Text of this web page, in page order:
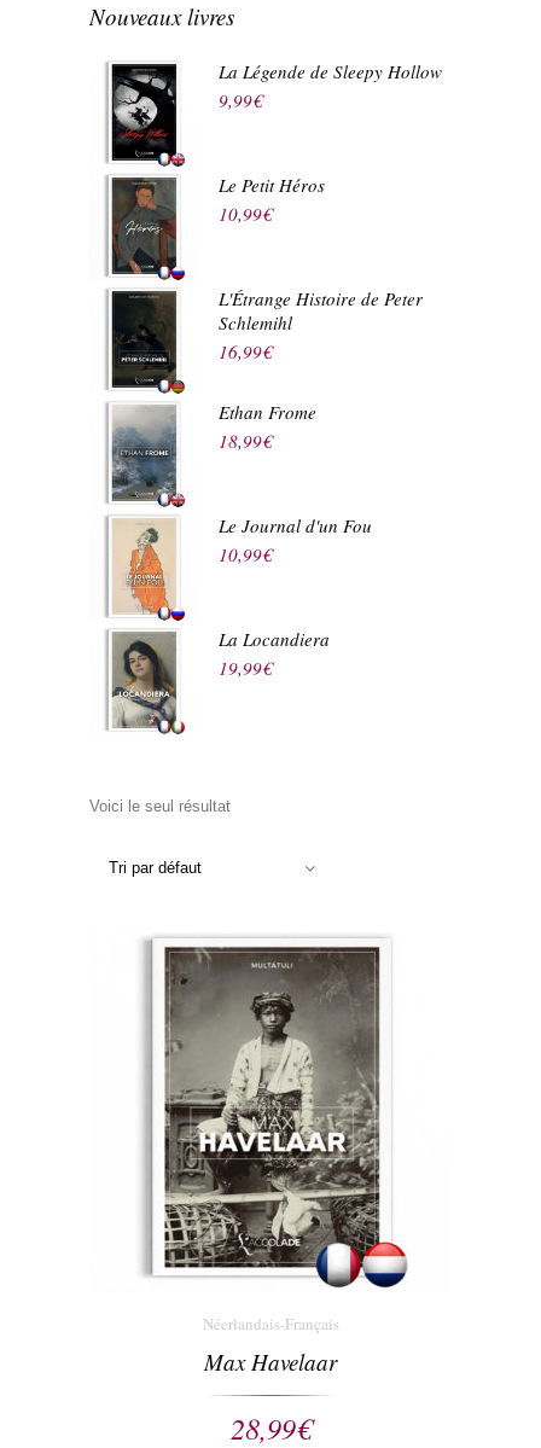
Nouveaux livres
La Légende de Sleepy Hollow
9,99€
Le Petit Héros
10,99€
L'Étrange Histoire de Peter
Schlemihl
16,99€
Ethan Frome
18,99€
Le Journal d'un Fou
10,99€
La Locandiera
19,99€
Voici le seul résultat
Tri par défaut
Néerlandais-Français
Max Havelaar
28,99€